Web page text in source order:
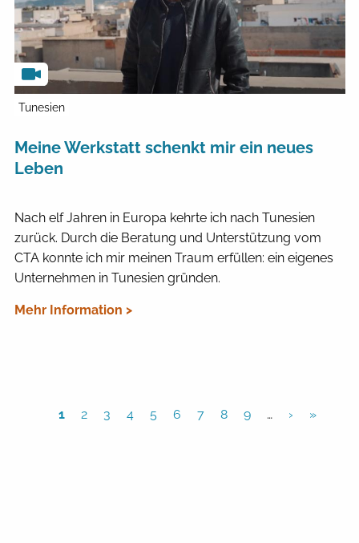
Tunesien
Meine Werkstatt schenkt mir ein neues
Leben
Nach elf Jahren in Europa kehrte ich nach Tunesien
zurück. Durch die Beratung und Unterstützung vom
CTA konnte ich mir meinen Traum erfüllen: ein eigenes
Unternehmen in Tunesien gründen.
Mehr Information >
1 2 3 4 5 6 7 8 9 … › »